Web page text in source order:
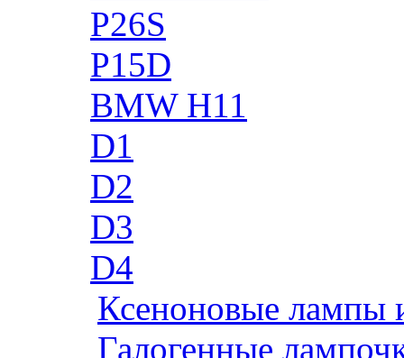
P26S
P15D
BMW H11
D1
D2
D3
D4
Ксеноновые лампы
Галогенные